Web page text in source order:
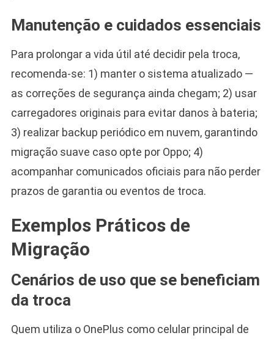
Manutenção e cuidados essenciais
Para prolongar a vida útil até decidir pela troca,
recomenda-se: 1) manter o sistema atualizado —
as correções de segurança ainda chegam; 2) usar
carregadores originais para evitar danos à bateria;
3) realizar backup periódico em nuvem, garantindo
migração suave caso opte por Oppo; 4)
acompanhar comunicados oficiais para não perder
prazos de garantia ou eventos de troca.
Exemplos Práticos de
Migração
Cenários de uso que se beneficiam
da troca
Quem utiliza o OnePlus como celular principal de